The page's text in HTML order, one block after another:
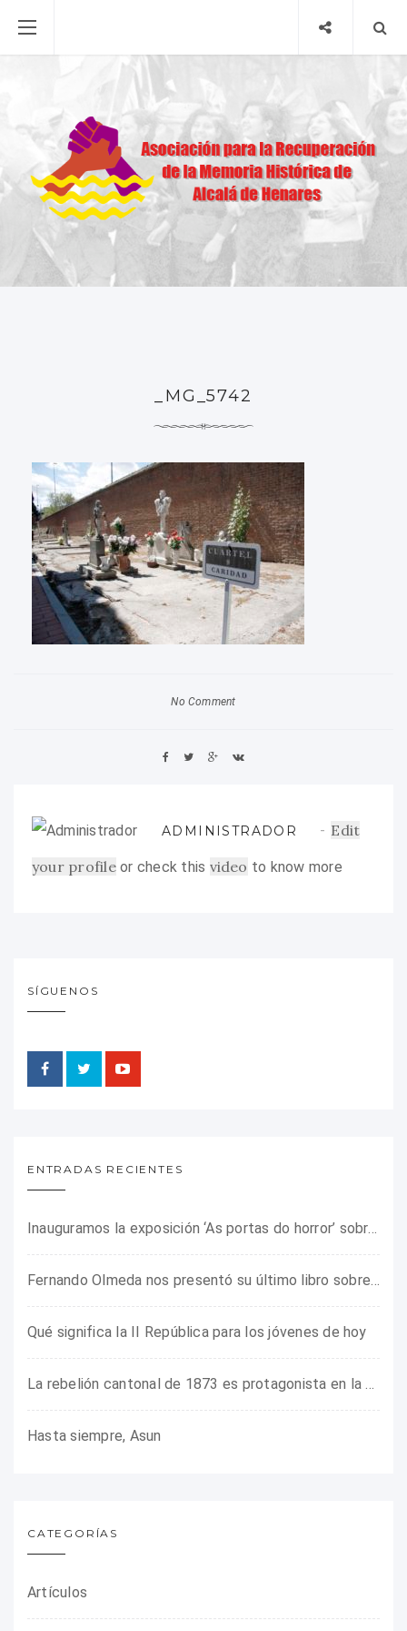
_MG_5742
No Comment
ADMINISTRADOR
Edit
your profileor check this video to know more
SÍGUENOS
ENTRADAS RECIENTES
Inauguramos la exposición ‘As portas do horror’ sobre el campo de concentración franquista de Camposancos
Fernando Olmeda nos presentó su último libro sobre la fotógrafa Gerda Taro
Qué significa la II República para los jóvenes de hoy
La rebelión cantonal de 1873 es protagonista en la ARMHADH
Hasta siempre, Asun
CATEGORÍAS
Artículos